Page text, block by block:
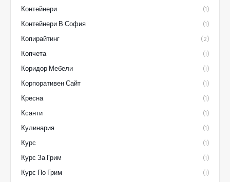
Контейнери (1)
Контейнери В София (1)
Копирайтинг (2)
Копчета (1)
Коридор Мебели (1)
Корпоративен Сайт (1)
Кресна (1)
Ксанти (1)
Кулинария (1)
Курс (1)
Курс За Грим (1)
Курс По Грим (1)